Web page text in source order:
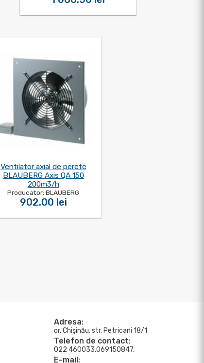
Ventilator axial de perete
BLAUBERG Axis QA 150
200m3/h
Producator: BLAUBERG
902.00 lei
Adresa:
or. Chişinău, str. Petricani 18/1
Telefon de contact:
022 460033,069150847,
E-mail: